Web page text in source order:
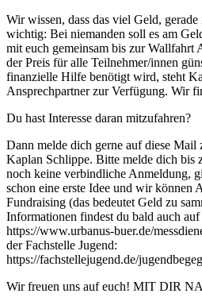
Wir wissen, dass das viel Geld,
wichtig: Bei niemanden soll es am
mit euch gemeinsam bis zur Wallfahrt
der Preis für alle Teilnehmer/innen
finanzielle Hilfe benötigt wird, steht
Ansprechpartner zur Verfügung. Wir
Du hast Interesse daran mitzufahren?
Dann melde dich gerne auf diese Mail
Kaplan Schlippe. Bitte melde dich bis
noch keine verbindliche Anmeldung,
schon eine erste Idee und wir können
Fundraising (das bedeutet Geld zu
Informationen findest du bald auch
https://www.urbanus-buer.de/
der Fachstelle Jugend:
https://fachstellejugend.de/
Wir freuen uns auf euch! MIT DIR